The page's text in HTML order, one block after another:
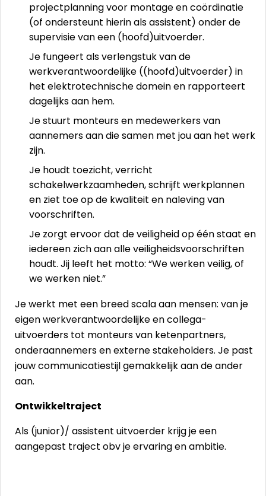
projectplanning voor montage en coördinatie
(of ondersteunt hierin als assistent) onder de
supervisie van een (hoofd)uitvoerder.
Je fungeert als verlengstuk van de
werkverantwoordelijke ((hoofd)uitvoerder) in
het elektrotechnische domein en rapporteert
dagelijks aan hem.
Je stuurt monteurs en medewerkers van
aannemers aan die samen met jou aan het werk
zijn.
Je houdt toezicht, verricht
schakelwerkzaamheden, schrijft werkplannen
en ziet toe op de kwaliteit en naleving van
voorschriften.
Je zorgt ervoor dat de veiligheid op één staat en
iedereen zich aan alle veiligheidsvoorschriften
houdt. Jij leeft het motto: “We werken veilig, of
we werken niet.”
Je werkt met een breed scala aan mensen: van je
eigen werkverantwoordelijke en collega-
uitvoerders tot monteurs van ketenpartners,
onderaannemers en externe stakeholders. Je past
jouw communicatiestijl gemakkelijk aan de ander
aan.
Ontwikkeltraject
Als (junior)/ assistent uitvoerder krijg je een
aangepast traject obv je ervaring en ambitie.